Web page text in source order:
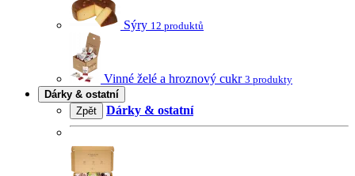
Sýry 12 produktů
Vinné želé a hroznový cukr 3 produkty
Dárky & ostatní
Zpět
Dárky & ostatní